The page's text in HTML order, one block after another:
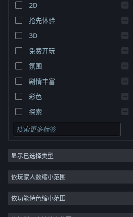
关于蒸汽平台|
不良内容举报投诉
微博
© 2026 Valve Corporation 版权所有，完美世界已获授权。
所有商标均属于其在美国或其他国家的拥有者。
© 完美世界征奇(上海)多媒体科技有限公司 版权所有。
增值电信业务经营许可证沪B2-20180406
2D
抢先体验
3D
免费开玩
氛围
剧情丰富
彩色
探索
显示已选择类型
依玩家人数缩小范围
依功能特色缩小范围